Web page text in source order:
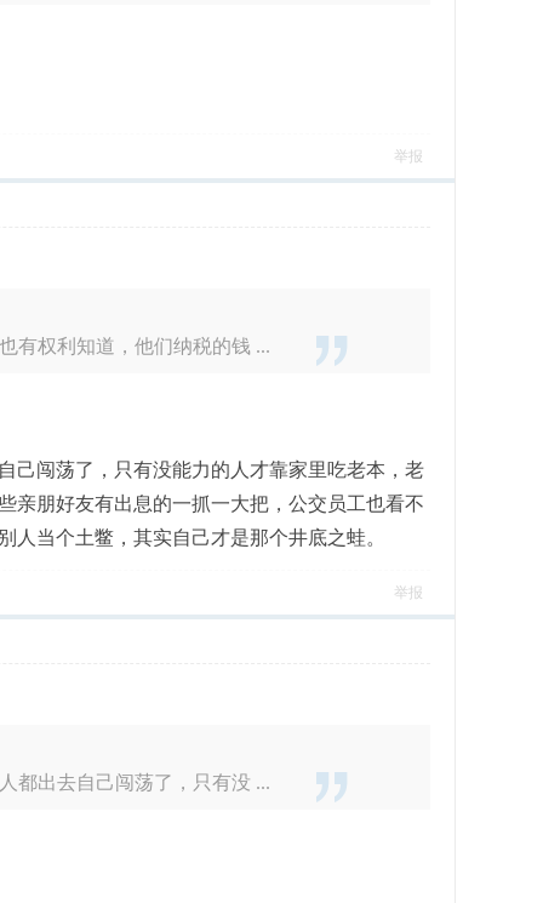
举报
有权利知道，他们纳税的钱 ...
己闯荡了，只有没能力的人才靠家里吃老本，老
亲朋好友有出息的一抓一大把，公交员工也看不
当个土鳖，其实自己才是那个井底之蛙。
举报
都出去自己闯荡了，只有没 ...